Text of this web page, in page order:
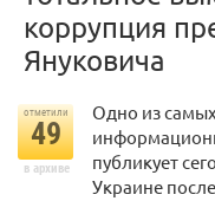
коррупция
Януковича
отметили
49
в архиве
Одно из
публикует
Украине